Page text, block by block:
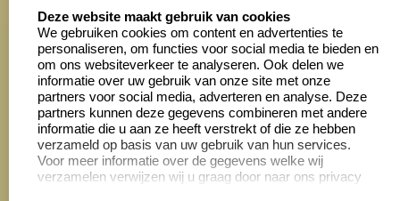
4028 beoordelingen
Zakelijk:
Aanvraag op maat
Cadeaubonnen
Klantenservice:
Contact opnemen
Veelgestelde vragen
Retourneren
Deze website maakt gebruik van cookies
We gebruiken cookies om content en advertenties te
personaliseren, om functies voor social media te bieden en
om ons websiteverkeer te analyseren. Ook delen we
informatie over uw gebruik van onze site met onze
partners voor social media, adverteren en analyse. Deze
partners kunnen deze gegevens combineren met andere
informatie die u aan ze heeft verstrekt of die ze hebben
verzameld op basis van uw gebruik van hun services.
Voor meer informatie over de gegevens welke wij
verzamelen verwijzen wij u graag door naar ons privacy